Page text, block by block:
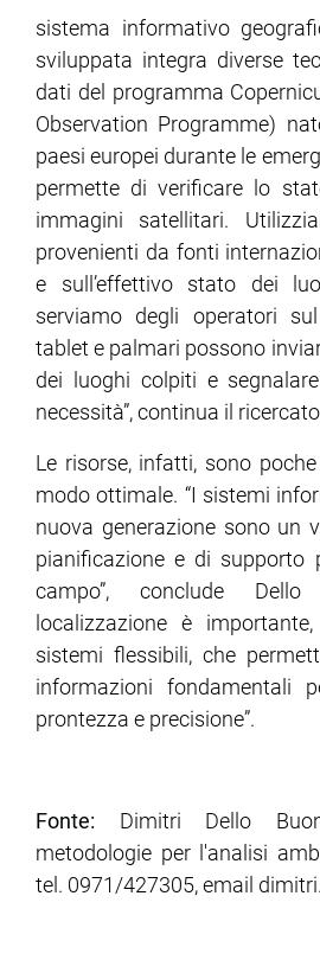
sistema informativo
sviluppata integra diverse
dati del programma
Observation Programme)
paesi europei durante le
permette di verificare lo
immagini satellitari.
provenienti da fonti
e sull’effettivo stato dei
serviamo degli operatori
tablet e palmari possono
dei luoghi colpiti e
necessità”, continua il
Le risorse, infatti, sono
modo ottimale. “I sistemi
nuova generazione sono un
pianificazione e di supporto
campo”, conclude Dello
localizzazione è
sistemi flessibili, che
informazioni fondamentali
prontezza e precisione”.
Fonte: Dimitri Dello
metodologie per l'analisi
tel. 0971/427305, email